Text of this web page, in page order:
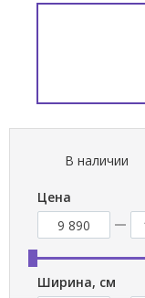
В наличии
Цена
Ширина, см